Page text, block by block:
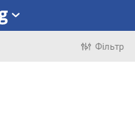
Фільтр